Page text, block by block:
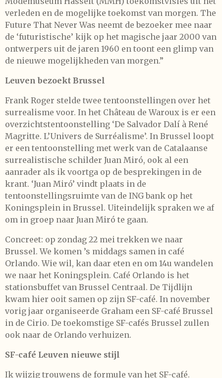
verleden en de mogelijke toekomst van morgen. The
Future That Never Was neemt de bezoeker mee naar
de ‘futuristische’ kijk op het magische jaar 2000 van
ontwerpers uit de jaren 1960 en toont een glimp van
de nieuwe mogelijkheden van morgen.”
Leuven bezoekt Brussel
Frank Roger stelde twee tentoonstellingen over het
surrealisme voor. In het Château de Waroux is er een
overzichtstentoonstelling ‘De Salvador Dalí à René
Magritte. L’Univers de Surréalisme’. In Brussel loopt
er een tentoonstelling met werk van de Catalaanse
surrealistische schilder Juan Miró, ook al een
aanrader als ik voortga op de besprekingen in de
krant. ‘Juan Miró’ vindt plaats in de
tentoonstellingsruimte van de ING bank op het
Koningsplein in Brussel. Uiteindelijk spraken we af
om in groep naar Juan Miró te gaan.
Concreet: op zondag 22 mei trekken we naar
Brussel. We komen ’s middags samen in café
Orlando. Wie wil, kan daar eten en om 14u wandelen
we naar het Koningsplein. Café Orlando is het
stationsbuffet van Brussel Centraal. De Tijdlijn
kwam hier ooit samen op zijn SF-café. In november
vorig jaar organiseerde Graham een SF-café Brussel
in de Cirio. De toekomstige SF-cafés Brussel zullen
ook naar de Orlando verhuizen.
SF-café Leuven nieuwe stijl
Ik wijzig trouwens de formule van het SF-café.